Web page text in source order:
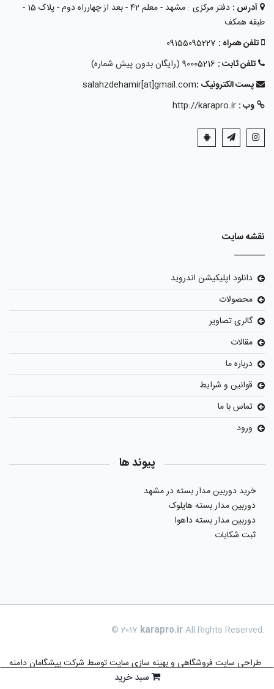
سبد خرید
آدرس :
دفتر مرکزی : مشهد - معلم 42 - بعد از چهارراه دوم - پلاک 15 -
طبقه همکف
تلفن همراه : 09155095227
تلفن ثابت : 90005216 (رایگان بدون پیش شماره)
پست الکترونیک :salahzdehamir[at]gmail.com
وب : http://karapro.ir
نقشه سایت
دانلود اپلیکیشن اندروید
محصولات
گالری تصاویر
مقالات
درباره ما
قوانین و شرایط
تماس با ما
ورود
پیوند ها
خرید دوربین مدار بسته در مشهد
دوربین مدار بسته هایلوک
دوربین مدار بسته داهوا
ثبت شکایات
© 2017 karapro.irAll Rights Reserved.
طراحی سایت فروشگاهیو بهینه سازی سایت توسطشرکت پیشگامان دامنه